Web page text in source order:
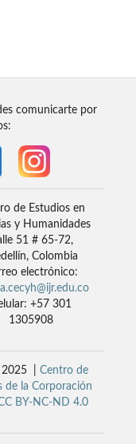
comunicarte por
de Estudios en
y Humanidades
51 # 65-72,
Colombia
electrónico:
+57 301
1305908
| Centro de
de la Corporación
BY-NC-ND 4.0